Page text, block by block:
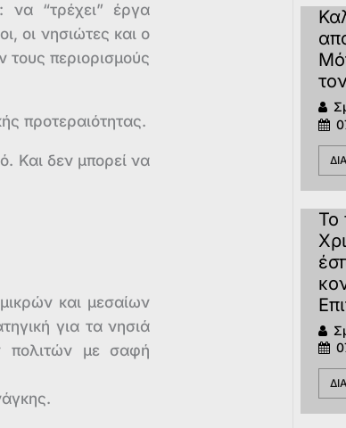
“τρέχει” έργα
οι νησιώτες και ο
περιορισμούς
προτεραιότητας.
Και δεν μπορεί να
και μεσαίων
για τα νησιά
πολιτών με σαφή
Το